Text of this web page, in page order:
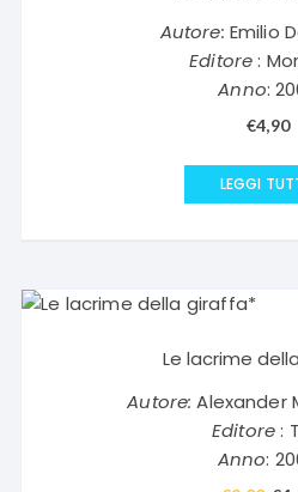
Autore: Emilio
Editore:
Anno:
€4,90
LEGGI
Le lacrime
Autore: Alexander
Editore:
Anno: